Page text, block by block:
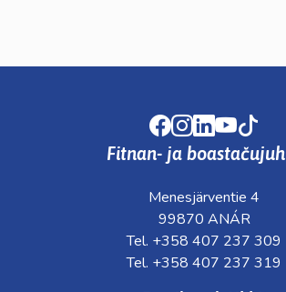
Facebook
Instagram
LinkedIn
Fitnan- ja
Menesjärventie 4
99870 ANÁR
Tel. +358 407 237 309
Tel. +358 407 237 319